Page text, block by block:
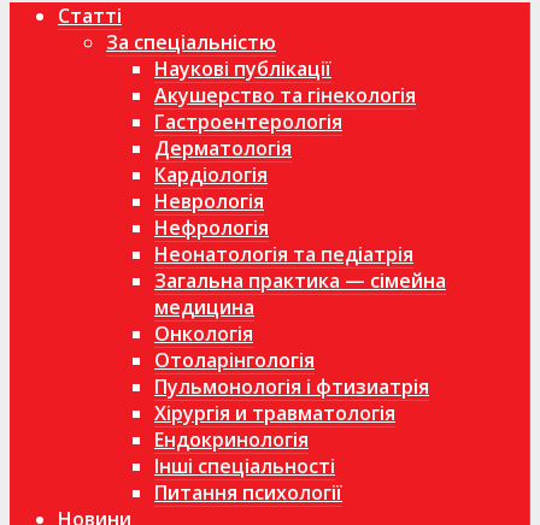
Статті
За спеціальністю
Наукові публікації
Акушерство та гінекологія
Гастроентерологія
Дерматологія
Кардіологія
Неврологія
Нефрологія
Неонатологія та педіатрія
Загальна практика — сімейна
медицина
Онкологія
Отоларінгологія
Пульмонологія і фтизиатрія
Хірургія и травматологія
Ендокринологія
Інші спеціальності
Питання психології
Новини